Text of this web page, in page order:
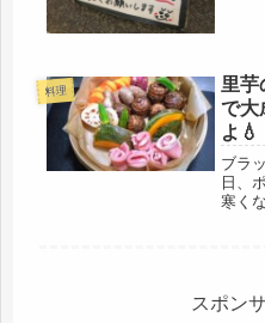
料理
里芋
で
よ💧
ブラ
日、
寒く
ぬ...
スポン